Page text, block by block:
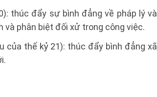
thúc đẩy sự bình đẳng về pháp lý và
và phân biệt đối xử trong công việc.
của thế kỷ 21): thúc đẩy bình đẳng xã